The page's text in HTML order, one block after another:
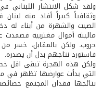
ولقد شكل الانتشار اللبناني
وثقافياً كبيراً أفاد منه
الصيت والشهرة من أبناء له
ماليته أموال مغتربيه
حروب. ولكن بالمقابل، خسر من
فاستورد نتاجهم بدل أن يصدره.
ولكن هذه الهجرة تبقى اقل
التي بدأت عوارضها تظهر في
نتائجها فقدان المجتمع